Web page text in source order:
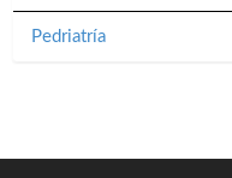
Pedriatría